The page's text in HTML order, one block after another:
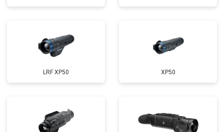
LRF XP50 XP50